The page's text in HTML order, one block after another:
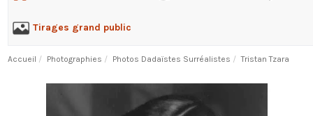
Tirages grand public
Accueil Photographies Photos Dadaïstes Surréalistes Tristan Tzara